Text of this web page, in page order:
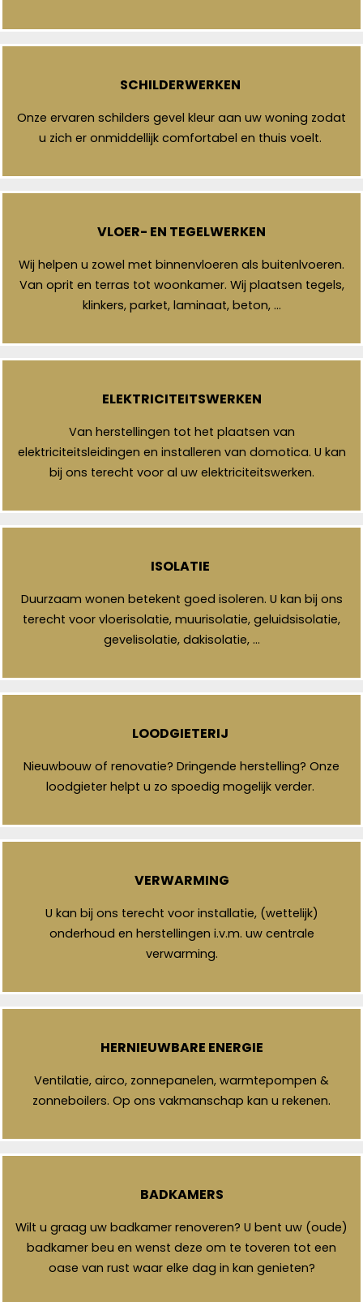
SCHILDERWERKEN
Onze ervaren schilders gevel kleur aan uw woning zodat
u zich er onmiddellijk comfortabel en thuis voelt.
VLOER- EN TEGELWERKEN
Wij helpen u zowel met binnenvloeren als buitenlvoeren.
Van oprit en terras tot woonkamer. Wij plaatsen tegels,
klinkers, parket, laminaat, beton, …
ELEKTRICITEITSWERKEN
Van herstellingen tot het plaatsen van
elektriciteitsleidingen en installeren van domotica. U kan
bij ons terecht voor al uw elektriciteitswerken.
ISOLATIE
Duurzaam wonen betekent goed isoleren. U kan bij ons
terecht voor vloerisolatie, muurisolatie, geluidsisolatie,
gevelisolatie, dakisolatie, …
LOODGIETERIJ
Nieuwbouw of renovatie? Dringende herstelling? Onze
loodgieter helpt u zo spoedig mogelijk verder.
VERWARMING
U kan bij ons terecht voor installatie, (wettelijk)
onderhoud en herstellingen i.v.m. uw centrale
verwarming.
HERNIEUWBARE ENERGIE
Ventilatie, airco, zonnepanelen, warmtepompen &
zonneboilers. Op ons vakmanschap kan u rekenen.
BADKAMERS
Wilt u graag uw badkamer renoveren? U bent uw (oude)
badkamer beu en wenst deze om te toveren tot een
oase van rust waar elke dag in kan genieten?